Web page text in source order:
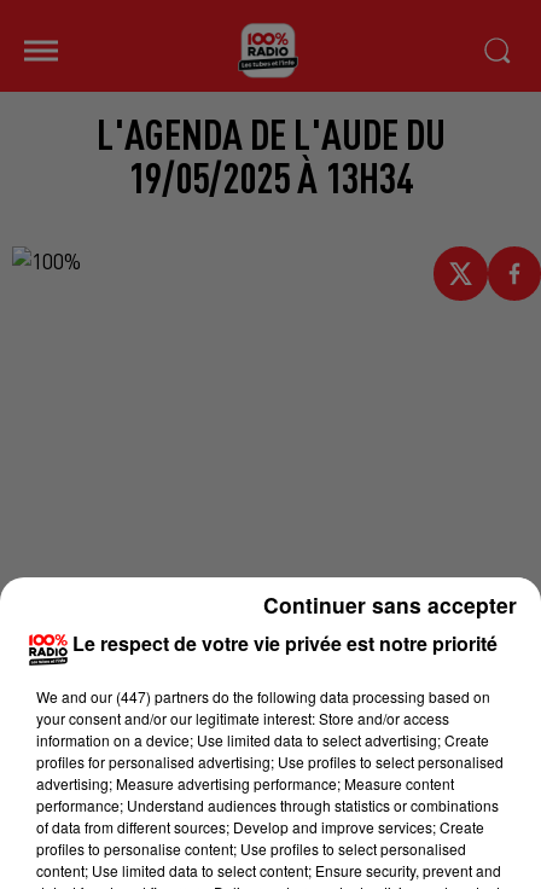
L'AGENDA DE L'AUDE DU
19/05/2025 À 13H34
Le respect de votre vie privée est notre priorité
We and our (447) partnersdo the following data processing based on
your consent and/or our legitimate interest: Store and/or access
information on a device; Use limited data to select advertising; Create
profiles for personalised advertising; Use profiles to select personalised
advertising; Measure advertising performance; Measure content
performance; Understand audiences through statistics or combinations
of data from different sources; Develop and improve services; Create
profiles to personalise content; Use profiles to select personalised
content; Use limited data to select content; Ensure security, prevent and
Continuer sans accepter